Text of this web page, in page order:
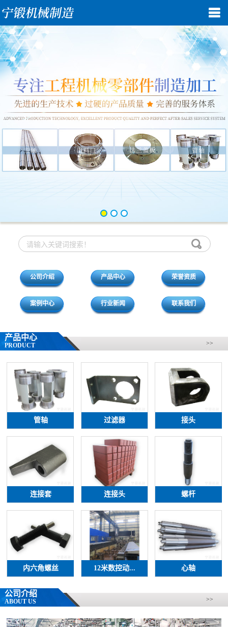
公司介绍 产品中心 荣誉资质
案例中心 行业新闻 联系我们
>>
产品中心
PRODUCT
管轴 过滤器 接头
连接套 连接头 螺杆
内六角螺丝 12米数控动... 心轴
>>
公司介绍
ABOUT US